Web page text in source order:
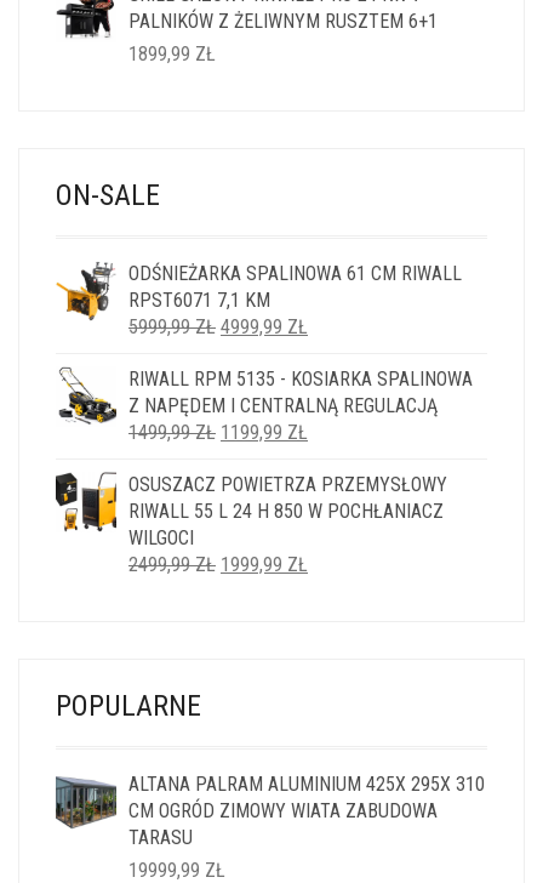
PALNIKÓW Z ŻELIWNYM RUSZTEM 6+1
1899,99 ZŁ
ON-SALE
ODŚNIEŻARKA SPALINOWA 61 CM RIWALL
RPST6071 7,1 KM
5999,99ZŁ PIERWOTNA
WYNOSIŁA:
5999,99 ZŁ.
4999,99 ZŁ
WYNOSI:
4999,99 ZŁ.
RIWALL RPM 5135 - KOSIARKA SPALINOWA
Z NAPĘDEM I CENTRALNĄ REGULACJĄ
1499,99ZŁ PIERWOTNA
WYNOSIŁA:
1499,99 ZŁ.
1199,99 ZŁ
WYNOSI:
1199,99 ZŁ.
OSUSZACZ POWIETRZA PRZEMYSŁOWY
RIWALL 55 L 24 H 850 W POCHŁANIACZ
WILGOCI
2499,99ZŁ PIERWOTNA
1999,99 ZŁ
POPULARNE
ALTANA PALRAM ALUMINIUM 425X 295X 310
CM OGRÓD ZIMOWY WIATA ZABUDOWA
TARASU
19999,99 ZŁ